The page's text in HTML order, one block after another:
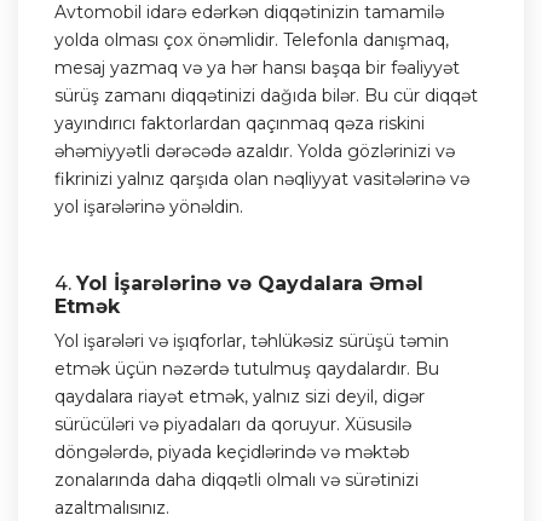
Avtomobil idarə edərkən diqqətinizin tamamilə
yolda olması çox önəmlidir. Telefonla danışmaq,
mesaj yazmaq və ya hər hansı başqa bir fəaliyyət
sürüş zamanı diqqətinizi dağıda bilər. Bu cür diqqət
yayındırıcı faktorlardan qaçınmaq qəza riskini
əhəmiyyətli dərəcədə azaldır. Yolda gözlərinizi və
fikrinizi yalnız qarşıda olan nəqliyyat vasitələrinə və
yol işarələrinə yönəldin.
4. Yol İşarələrinə və Qaydalara Əməl
Etmək
Yol işarələri və işıqforlar, təhlükəsiz sürüşü təmin
etmək üçün nəzərdə tutulmuş qaydalardır. Bu
qaydalara riayət etmək, yalnız sizi deyil, digər
sürücüləri və piyadaları da qoruyur. Xüsusilə
döngələrdə, piyada keçidlərində və məktəb
zonalarında daha diqqətli olmalı və sürətinizi
azaltmalısınız.